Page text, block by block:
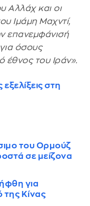
Αλλάχ και οι
Ιμάμη Μαχντί,
επανεμφάνισή
όσους
έθνος του Ιράν».
στη
του Ορμούζ
σε μείζονα
για
της Κίνας